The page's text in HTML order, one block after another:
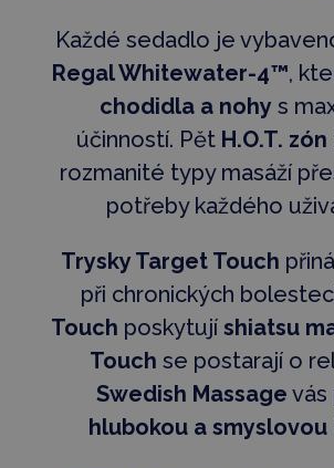
Každé sedadlo je
Regal Whitewater-4™,
chodidla a nohy s
účinností. Pět H.O.T. zón
rozmanité typy masáží
potřeby každého
Trysky Target Touch
při chronických
Touch poskytují shiatsu
Touch se postarají o
Swedish Massage vás
hlubokou a